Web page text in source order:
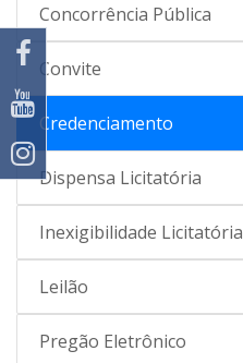
Concorrência Pública
Convite
Credenciamento
Dispensa Licitatória
Inexigibilidade Licitatória
Leilão
Pregão Eletrônico